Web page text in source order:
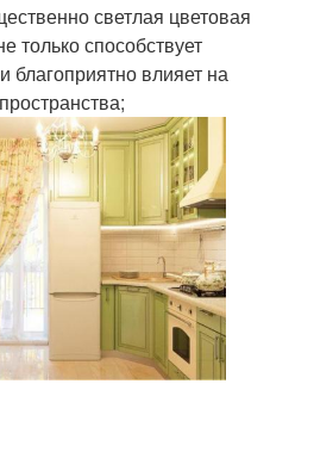
светлая цветовая
только способствует
влияет на